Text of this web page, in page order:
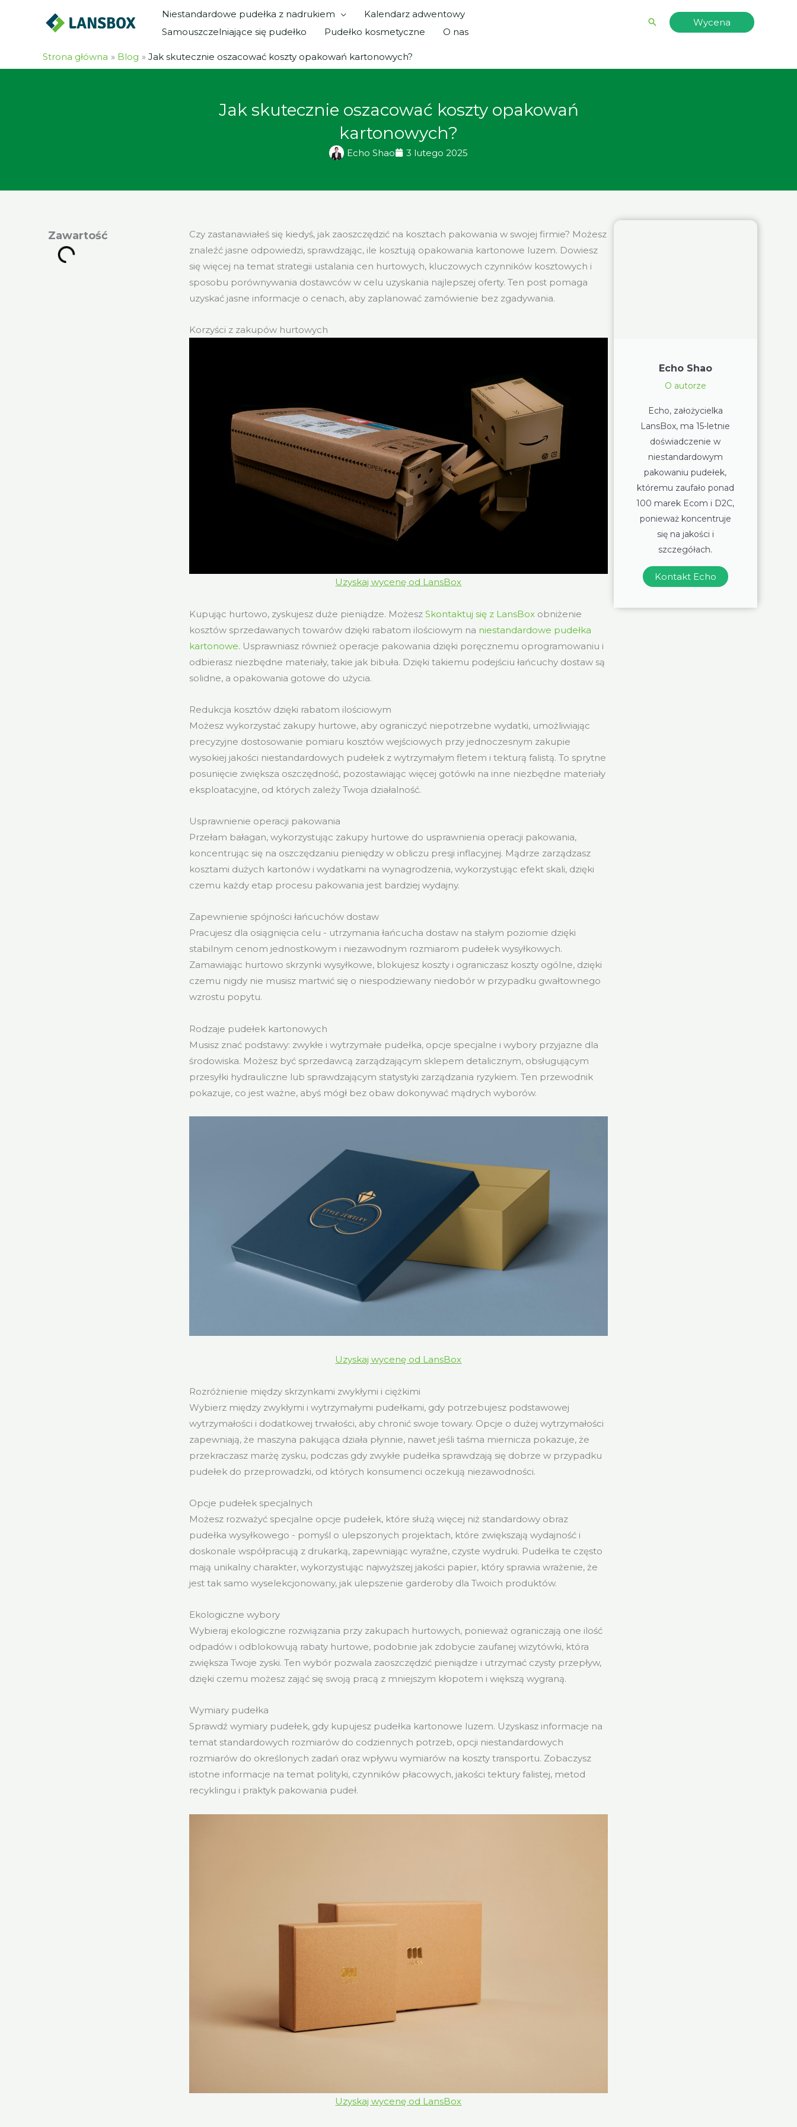
Niestandardowe pudełka z nadrukiem
Kalendarz adwentowy
Samouszczelniające się pudełko
Pudełko kosmetyczne O nas
Wyszukiwanie
Wycena
Strona główna Blog Jak skutecznie oszacować koszty opakowań kartonowych?
Jak skutecznie oszacować koszty opakowań
kartonowych?
Echo Shao 3 lutego 2025
Zawartość
Czy zastanawiałeś się kiedyś, jak zaoszczędzić na kosztach pakowania w swojej firmie? Możesz
znaleźć jasne odpowiedzi, sprawdzając, ile kosztują opakowania kartonowe luzem. Dowiesz
się więcej na temat strategii ustalania cen hurtowych, kluczowych czynników kosztowych i
sposobu porównywania dostawców w celu uzyskania najlepszej oferty. Ten post pomaga
uzyskać jasne informacje o cenach, aby zaplanować zamówienie bez zgadywania.
Korzyści z zakupów hurtowych
Uzyskaj wycenę od LansBox
Kupując hurtowo, zyskujesz duże pieniądze. MożeszSkontaktuj się z LansBox obniżenie
kosztów sprzedawanych towarów dzięki rabatom ilościowym na niestandardowe pudełka
kartonowe. Usprawniasz również operacje pakowania dzięki poręcznemu oprogramowaniu i
odbierasz niezbędne materiały, takie jak bibuła. Dzięki takiemu podejściu łańcuchy dostaw są
solidne, a opakowania gotowe do użycia.
Redukcja kosztów dzięki rabatom ilościowym
Możesz wykorzystać zakupy hurtowe, aby ograniczyć niepotrzebne wydatki, umożliwiając
precyzyjne dostosowanie pomiaru kosztów wejściowych przy jednoczesnym zakupie
wysokiej jakości niestandardowych pudełek z wytrzymałym fletem i tekturą falistą. To sprytne
posunięcie zwiększa oszczędność, pozostawiając więcej gotówki na inne niezbędne materiały
eksploatacyjne, od których zależy Twoja działalność.
Usprawnienie operacji pakowania
Przełam bałagan, wykorzystując zakupy hurtowe do usprawnienia operacji pakowania,
koncentrując się na oszczędzaniu pieniędzy w obliczu presji inflacyjnej. Mądrze zarządzasz
kosztami dużych kartonów i wydatkami na wynagrodzenia, wykorzystując efekt skali, dzięki
czemu każdy etap procesu pakowania jest bardziej wydajny.
Zapewnienie spójności łańcuchów dostaw
Pracujesz dla osiągnięcia celu - utrzymania łańcucha dostaw na stałym poziomie dzięki
stabilnym cenom jednostkowym i niezawodnym rozmiarom pudełek wysyłkowych.
Zamawiając hurtowo skrzynki wysyłkowe, blokujesz koszty i ograniczasz koszty ogólne, dzięki
czemu nigdy nie musisz martwić się o niespodziewany niedobór w przypadku gwałtownego
wzrostu popytu.
Rodzaje pudełek kartonowych
Musisz znać podstawy: zwykłe i wytrzymałe pudełka, opcje specjalne i wybory przyjazne dla
środowiska. Możesz być sprzedawcą zarządzającym sklepem detalicznym, obsługującym
przesyłki hydrauliczne lub sprawdzającym statystyki zarządzania ryzykiem. Ten przewodnik
pokazuje, co jest ważne, abyś mógł bez obaw dokonywać mądrych wyborów.
Uzyskaj wycenę od LansBox
Rozróżnienie między skrzynkami zwykłymi i ciężkimi
Wybierz między zwykłymi i wytrzymałymi pudełkami, gdy potrzebujesz podstawowej
wytrzymałości i dodatkowej trwałości, aby chronić swoje towary. Opcje o dużej wytrzymałości
zapewniają, że maszyna pakująca działa płynnie, nawet jeśli taśma miernicza pokazuje, że
przekraczasz marżę zysku, podczas gdy zwykłe pudełka sprawdzają się dobrze w przypadku
pudełek do przeprowadzki, od których konsumenci oczekują niezawodności.
Opcje pudełek specjalnych
Możesz rozważyć specjalne opcje pudełek, które służą więcej niż standardowy obraz
pudełka wysyłkowego - pomyśl o ulepszonych projektach, które zwiększają wydajność i
doskonale współpracują z drukarką, zapewniając wyraźne, czyste wydruki. Pudełka te często
mają unikalny charakter, wykorzystując najwyższej jakości papier, który sprawia wrażenie, że
jest tak samo wyselekcjonowany, jak ulepszenie garderoby dla Twoich produktów.
Ekologiczne wybory
Wybieraj ekologiczne rozwiązania przy zakupach hurtowych, ponieważ ograniczają one ilość
odpadów i odblokowują rabaty hurtowe, podobnie jak zdobycie zaufanej wizytówki, która
zwiększa Twoje zyski. Ten wybór pozwala zaoszczędzić pieniądze i utrzymać czysty przepływ,
dzięki czemu możesz zająć się swoją pracą z mniejszym kłopotem i większą wygraną.
Wymiary pudełka
Sprawdź wymiary pudełek, gdy kupujesz pudełka kartonowe luzem. Uzyskasz informacje na
temat standardowych rozmiarów do codziennych potrzeb, opcji niestandardowych
rozmiarów do określonych zadań oraz wpływu wymiarów na koszty transportu. Zobaczysz
istotne informacje na temat polityki, czynników płacowych, jakości tektury falistej, metod
recyklingu i praktyk pakowania pudeł.
Uzyskaj wycenę od LansBox
Echo Shao
O autorze
Echo, założycielka
LansBox, ma 15-letnie
doświadczenie w
niestandardowym
pakowaniu pudełek,
któremu zaufało ponad
100 marek Ecom i D2C,
ponieważ koncentruje
się na jakości i
szczegółach.
Kontakt Echo